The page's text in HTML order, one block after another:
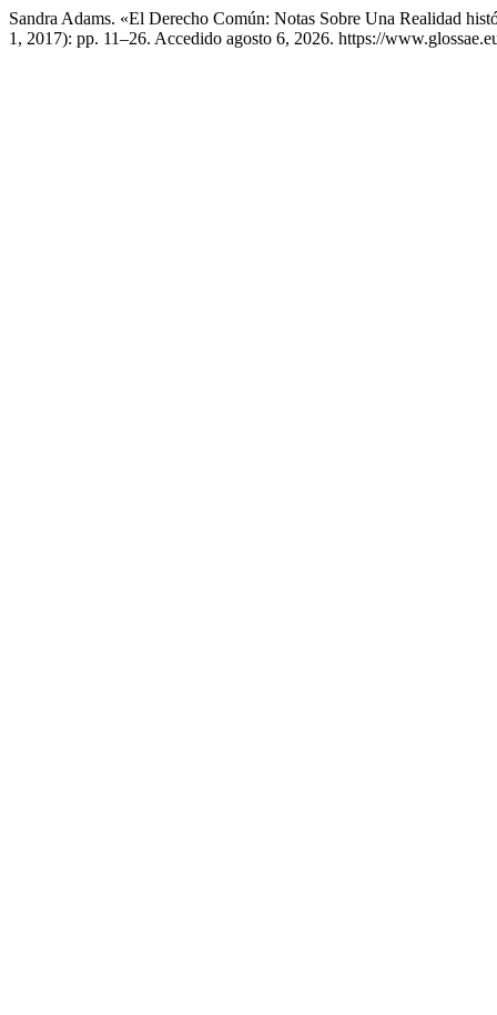
Sandra Adams. «El Derecho Común: Notas Sobre Una Realidad
1, 2017): pp. 11–26. Accedido agosto 6, 2026. https://